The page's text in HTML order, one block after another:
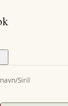
/Siril